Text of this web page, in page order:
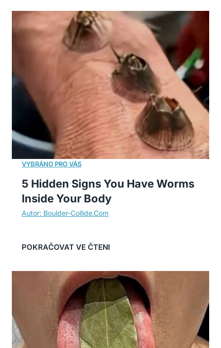
5 Hidden Signs You Have Worms
Inside Your Body